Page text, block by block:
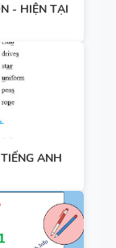
- HIỆN TẠI
ANH